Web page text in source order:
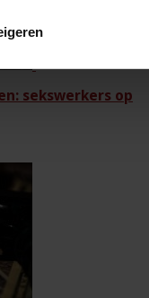
sekswerkers op